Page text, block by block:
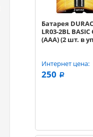
Батарея
LR03-2BL BASIC
(AAA) (2 шт. в
Интернет цена:
250 a